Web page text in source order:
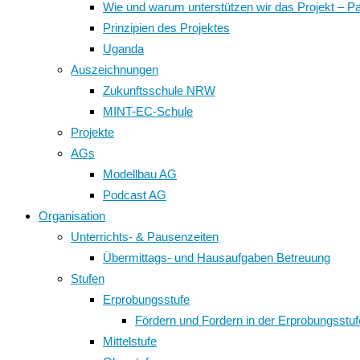
Wie und warum unterstützen wir das Projekt –
Prinzipien des Projektes
Uganda
Auszeichnungen
Zukunftsschule NRW
MINT-EC-Schule
Projekte
AGs
Modellbau AG
Podcast AG
Organisation
Unterrichts- & Pausenzeiten
Übermittags- und Hausaufgaben Betreuung
Stufen
Erprobungsstufe
Fördern und Fordern in der
Mittelstufe